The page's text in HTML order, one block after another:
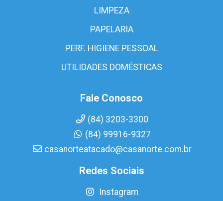
LIMPEZA
PAPELARIA
PERF. HIGIENE PESSOAL
UTILIDADES DOMÉSTICAS
Fale Conosco
(84) 3203-3300
(84) 99916-9327
casanorteatacado@casanorte.com.br
Redes Sociais
Instagram